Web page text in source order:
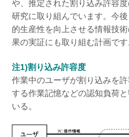
や、推定された割り込み許容
研究に取り組んでいます。今
的生産性を向上させる情報技
果の実証にも取り組む計画です
注1)割り込み許容度
作業中のユーザが割り込みを
する作業記憶などの認知負荷
いる。